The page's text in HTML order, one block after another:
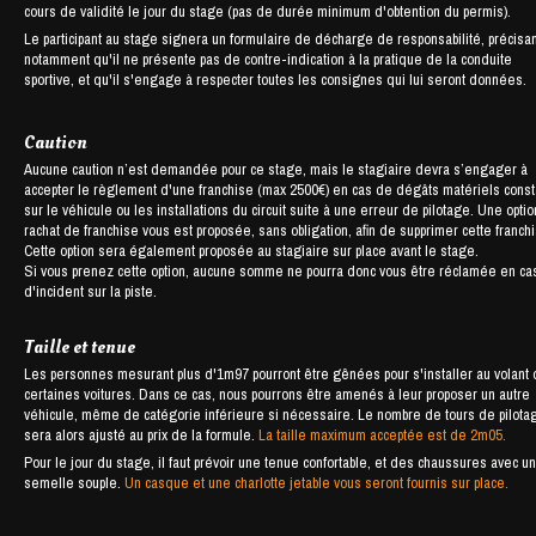
cours de validité le jour du stage (pas de durée minimum d'obtention du permis).
Le participant au stage signera un formulaire de décharge de responsabilité,
notamment qu'il ne présente pas de contre-indication à la pratique de la conduite
sportive, et qu'il s'engage à respecter toutes les consignes qui lui seront données.
Caution
Aucune caution n’est demandée pour ce stage, mais le stagiaire devra s’engager à
accepter le règlement d'une franchise (max 2500€) en cas de dégâts matériels
sur le véhicule ou les installations du circuit suite à une erreur de pilotage. Une
rachat de franchise vous est proposée, sans obligation, afin de supprimer cette
Cette option sera également proposée au stagiaire sur place avant le stage.
Si vous prenez cette option, aucune somme ne pourra donc vous être réclamée en
d'incident sur la piste.
Taille et tenue
Les personnes mesurant plus d'1m97 pourront être gênées pour s'installer au volant
certaines voitures. Dans ce cas, nous pourrons être amenés à leur proposer un autre
véhicule, même de catégorie inférieure si nécessaire. Le nombre de tours de
sera alors ajusté au prix de la formule.La taille maximum acceptée est de 2m05.
Pour le jour du stage, il faut prévoir une tenue confortable, et des chaussures avec
semelle souple.Un casque et une charlotte jetable vous seront fournis sur place.